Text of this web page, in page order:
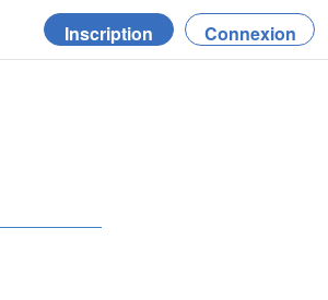
Inscription Connexion